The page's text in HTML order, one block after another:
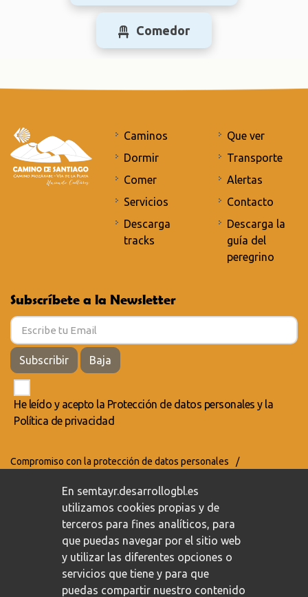
Comedor
Caminos
Dormir
Comer
Servicios
Descarga
tracks
Que ver
Transporte
Alertas
Contacto
Descarga la
guía del
peregrino
Subscríbete a la Newsletter
Subscribir Baja
He leído y acepto la Protección de datos personales y la
Política de privacidad
Compromiso con la protección de datos personales
/
En semtayr.desarrollogbl.es
utilizamos cookies propias y de
terceros para fines analíticos, para
que puedas navegar por el sitio web
y utilizar las diferentes opciones o
servicios que tiene y para que
puedas compartir nuestro contenido